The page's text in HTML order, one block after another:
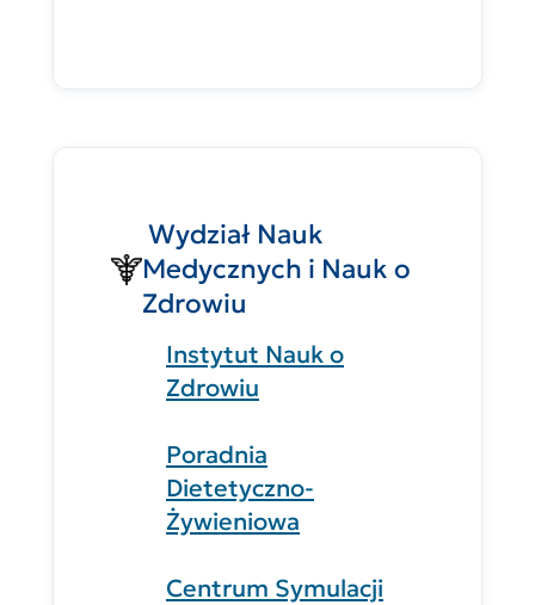
Wydział Nauk
Medycznych i Nauk o
Zdrowiu
Instytut Nauk o
Zdrowiu
Poradnia
Dietetyczno-
Żywieniowa
Centrum Symulacji